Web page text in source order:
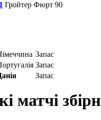
Гройтер Фюрт 90
Запас
Запас
Запас
матчі